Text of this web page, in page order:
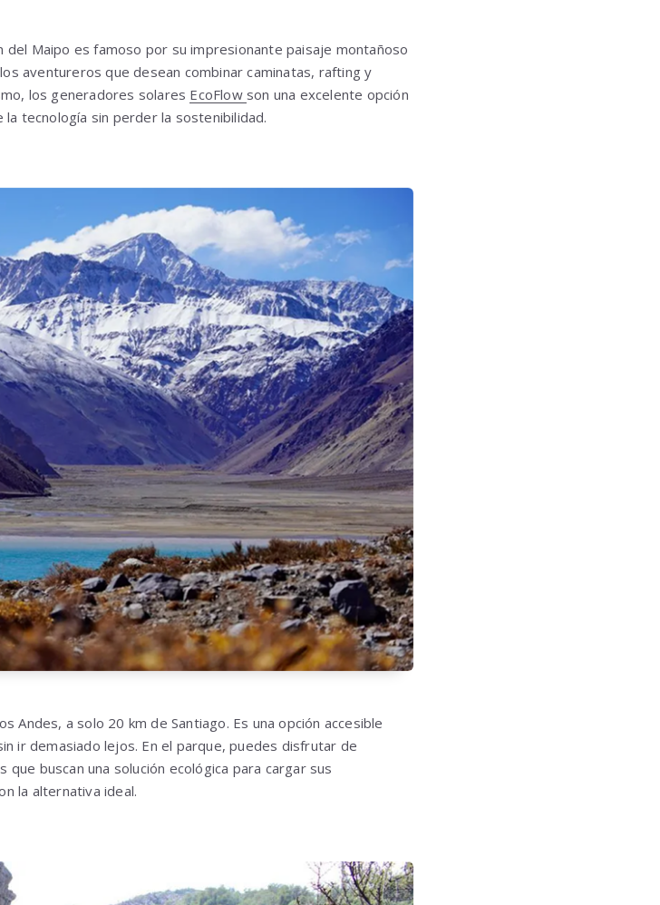
del Maipo es famoso por su impresionante paisaje montañoso
aventureros que desean combinar caminatas, rafting y
los generadores solares EcoFlow son una excelente opción
tecnología sin perder la sostenibilidad.
Andes, a solo 20 km de Santiago. Es una opción accesible
ir demasiado lejos. En el parque, puedes disfrutar de
buscan una solución ecológica para cargar sus
la alternativa ideal.